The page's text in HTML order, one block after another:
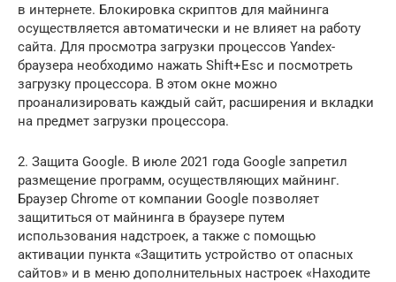
в интернете. Блокировка скриптов для майнинга
осуществляется автоматически и не влияет на работу
сайта. Для просмотра загрузки процессов Yandex-
браузера необходимо нажать Shift+Esc и посмотреть
загрузку процессора. В этом окне можно
проанализировать каждый сайт, расширения и вкладки
на предмет загрузки процессора.
2. Защита Google. В июле 2021 года Google запретил
размещение программ, осуществляющих майнинг.
Браузер Chrome от компании Google позволяет
защититься от майнинга в браузере путем
использования надстроек, а также с помощью
активации пункта «Защитить устройство от опасных
сайтов» и в меню дополнительных настроек «Находите